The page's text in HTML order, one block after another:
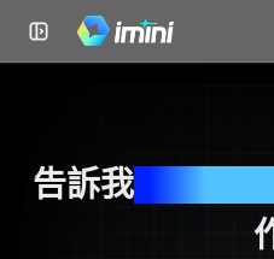
告訴我